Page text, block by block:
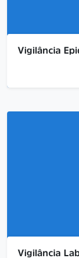
Vigilância
Vigilância